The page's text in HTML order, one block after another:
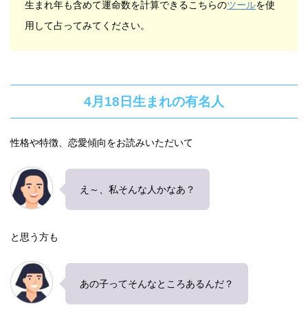
生まれ年も含めて運命数を計算できるこちらのツールを使
用して占ってみてください。
4月18日生まれの有名人
性格や特徴、恋愛傾向をお読みいただいて
え～、私そんな人かなあ？
と思う方も
あの子ってそんなところあるんだ？